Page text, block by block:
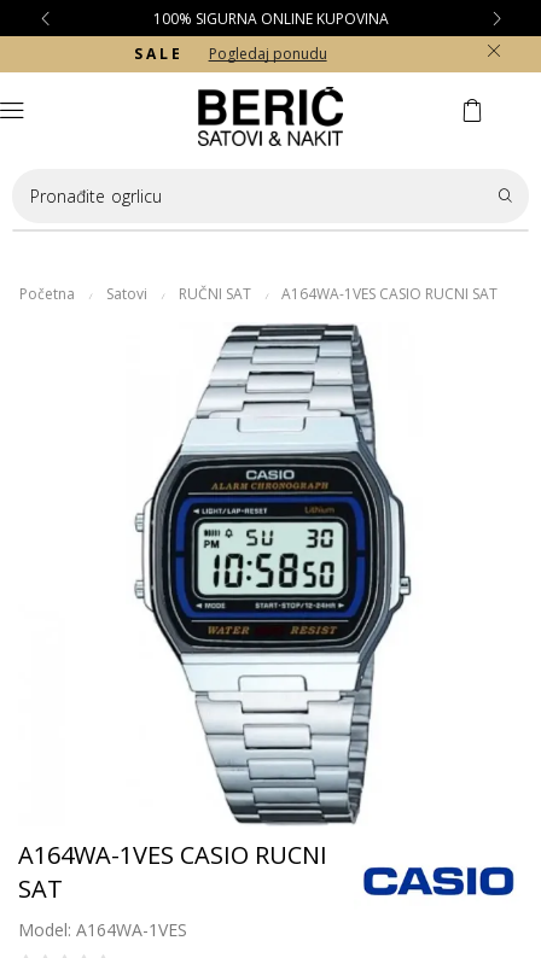
100% SIGURNA ONLINE KUPOVINA
S A L E
Pogledaj ponudu
Pronađite ogrlicu
Početna / Satovi / RUČNI SAT / A164WA-1VES CASIO RUCNI SAT
A164WA-1VES CASIO RUCNI
SAT
Model: A164WA-1VES